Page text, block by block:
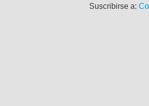
Suscribirse a: